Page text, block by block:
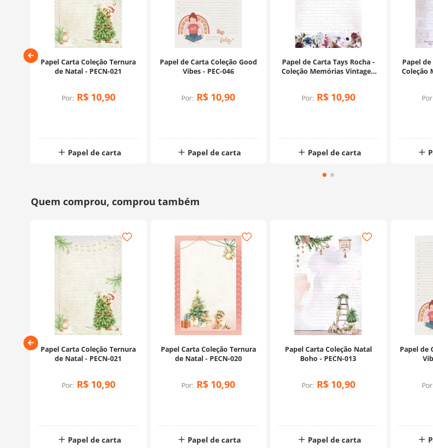
Papel Carta Coleção Ternura
de Natal - PECN-021
Por: R$ 10,90
Papel de carta
Papel de Carta Coleção Good
Vibes - PEC-046
Por: R$ 10,90
Papel de carta
Papel de Carta Tays Rocha -
Coleção Memórias Vintage -
Por: R$ 10,90
Papel de carta
Papel de
Coleção
Papel Carta Coleção Ternura
de Natal - PECN-021
Por: R$ 10,90
Papel de carta
Papel Carta Coleção Ternura
de Natal - PECN-020
Por: R$ 10,90
Papel de carta
Papel Carta Coleção Natal
Boho - PECN-013
Por: R$ 10,90
Papel de carta
Papel de